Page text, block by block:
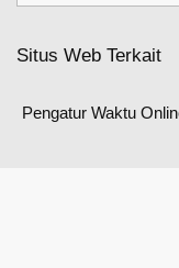
Situs Web Terkait
Pengatur Waktu